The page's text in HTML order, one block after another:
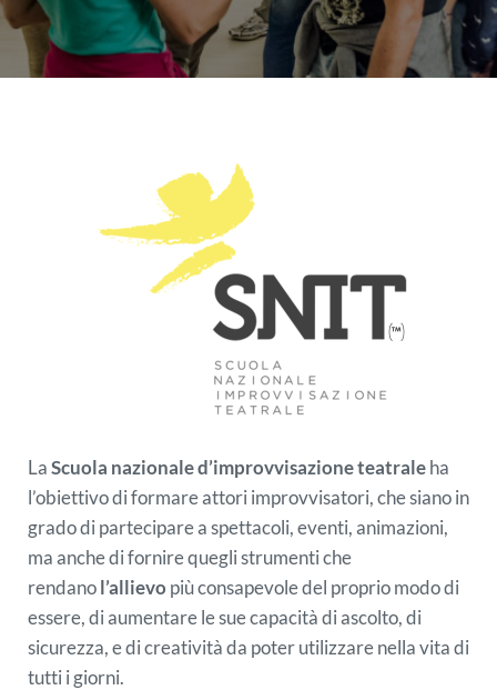
La Scuola nazionale d’improvvisazione teatrale ha
l’obiettivo di formare attori improvvisatori, che siano in
grado di partecipare a spettacoli, eventi, animazioni,
ma anche di fornire quegli strumenti che
rendano l’allievo più consapevole del proprio modo di
essere, di aumentare le sue capacità di ascolto, di
sicurezza, e di creatività da poter utilizzare nella vita di
tutti i giorni.